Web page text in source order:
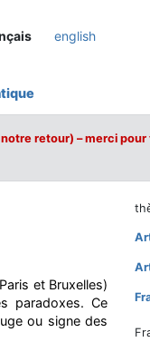
english
retour) – merci
et Bruxelles)
paradoxes. Ce
ou signe des